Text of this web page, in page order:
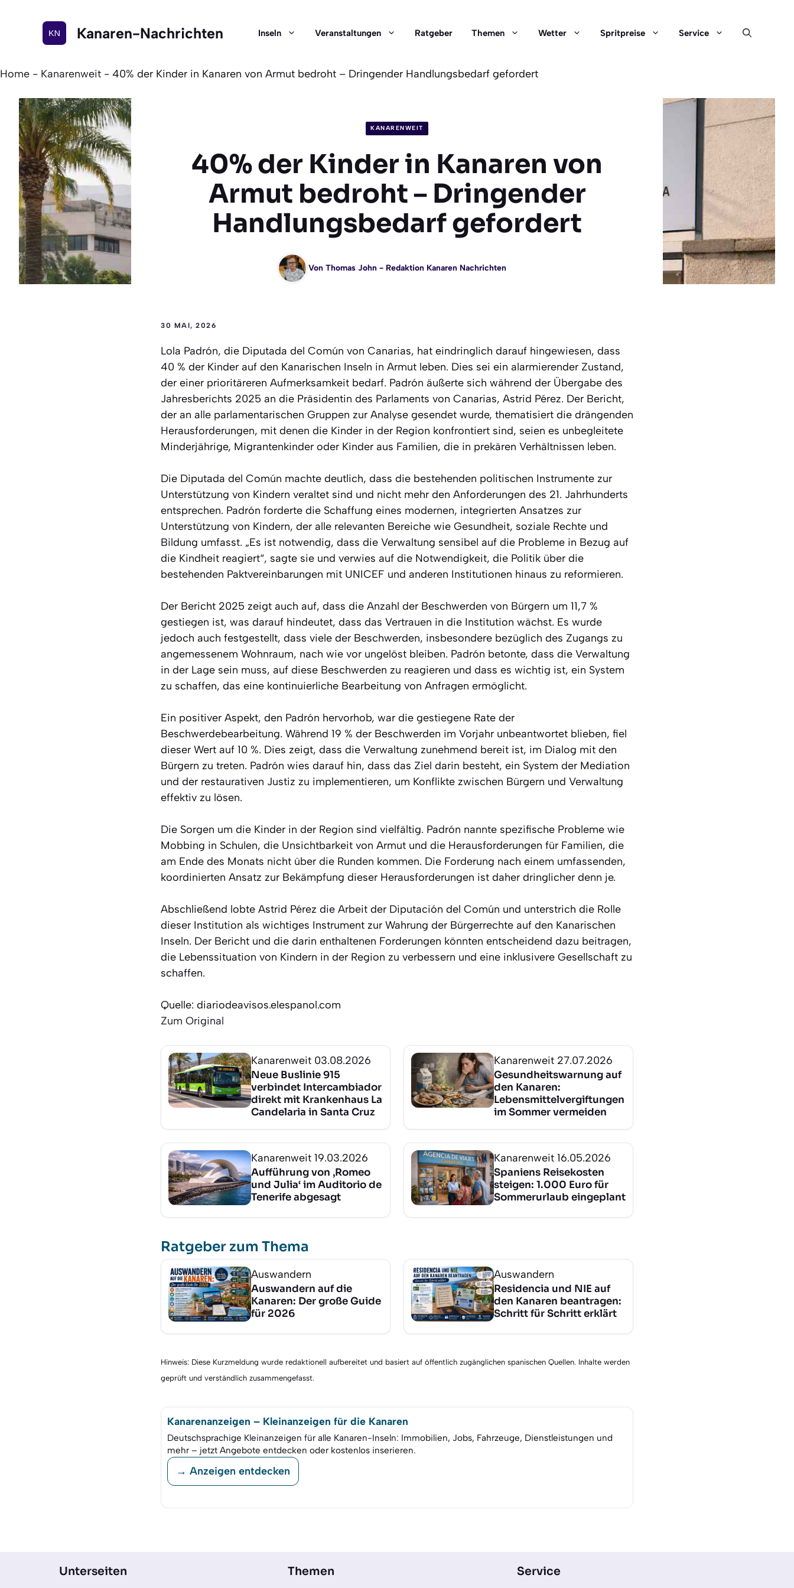
Kanaren-Nachrichten Inseln Veranstaltungen Ratgeber Themen Wetter Spritpreise Service
Home - Kanarenweit - 40% der Kinder in Kanaren von Armut bedroht – Dringender Handlungsbedarf gefordert
KANARENWEIT
40% der Kinder in Kanaren von
Armut bedroht – Dringender
Handlungsbedarf gefordert
Von Thomas John- Redaktion Kanaren Nachrichten
30 MAI, 2026
Lola Padrón, die Diputada del Común von Canarias, hat eindringlich darauf hingewiesen, dass
40 % der Kinder auf den Kanarischen Inseln in Armut leben. Dies sei ein alarmierender Zustand,
der einer prioritäreren Aufmerksamkeit bedarf. Padrón äußerte sich während der Übergabe des
Jahresberichts 2025 an die Präsidentin des Parlaments von Canarias, Astrid Pérez. Der Bericht,
der an alle parlamentarischen Gruppen zur Analyse gesendet wurde, thematisiert die drängenden
Herausforderungen, mit denen die Kinder in der Region konfrontiert sind, seien es unbegleitete
Minderjährige, Migrantenkinder oder Kinder aus Familien, die in prekären Verhältnissen leben.
Die Diputada del Común machte deutlich, dass die bestehenden politischen Instrumente zur
Unterstützung von Kindern veraltet sind und nicht mehr den Anforderungen des 21. Jahrhunderts
entsprechen. Padrón forderte die Schaffung eines modernen, integrierten Ansatzes zur
Unterstützung von Kindern, der alle relevanten Bereiche wie Gesundheit, soziale Rechte und
Bildung umfasst. „Es ist notwendig, dass die Verwaltung sensibel auf die Probleme in Bezug auf
die Kindheit reagiert“, sagte sie und verwies auf die Notwendigkeit, die Politik über die
bestehenden Paktvereinbarungen mit UNICEF und anderen Institutionen hinaus zu reformieren.
Der Bericht 2025 zeigt auch auf, dass die Anzahl der Beschwerden von Bürgern um 11,7 %
gestiegen ist, was darauf hindeutet, dass das Vertrauen in die Institution wächst. Es wurde
jedoch auch festgestellt, dass viele der Beschwerden, insbesondere bezüglich des Zugangs zu
angemessenem Wohnraum, nach wie vor ungelöst bleiben. Padrón betonte, dass die Verwaltung
in der Lage sein muss, auf diese Beschwerden zu reagieren und dass es wichtig ist, ein System
zu schaffen, das eine kontinuierliche Bearbeitung von Anfragen ermöglicht.
Ein positiver Aspekt, den Padrón hervorhob, war die gestiegene Rate der
Beschwerdebearbeitung. Während 19 % der Beschwerden im Vorjahr unbeantwortet blieben, fiel
dieser Wert auf 10 %. Dies zeigt, dass die Verwaltung zunehmend bereit ist, im Dialog mit den
Bürgern zu treten. Padrón wies darauf hin, dass das Ziel darin besteht, ein System der Mediation
und der restaurativen Justiz zu implementieren, um Konflikte zwischen Bürgern und Verwaltung
effektiv zu lösen.
Die Sorgen um die Kinder in der Region sind vielfältig. Padrón nannte spezifische Probleme wie
Mobbing in Schulen, die Unsichtbarkeit von Armut und die Herausforderungen für Familien, die
am Ende des Monats nicht über die Runden kommen. Die Forderung nach einem umfassenden,
koordinierten Ansatz zur Bekämpfung dieser Herausforderungen ist daher dringlicher denn je.
Abschließend lobte Astrid Pérez die Arbeit der Diputación del Común und unterstrich die Rolle
dieser Institution als wichtiges Instrument zur Wahrung der Bürgerrechte auf den Kanarischen
Inseln. Der Bericht und die darin enthaltenen Forderungen könnten entscheidend dazu beitragen,
die Lebenssituation von Kindern in der Region zu verbessern und eine inklusivere Gesellschaft zu
schaffen.
Quelle: diariodeavisos.elespanol.com
Zum Original
Kanarenweit 03.08.2026
Neue Buslinie 915
verbindet Intercambiador
direkt mit Krankenhaus La
Candelaria in Santa Cruz
Kanarenweit 27.07.2026
Gesundheitswarnung auf
den Kanaren:
Lebensmittelvergiftungen
im Sommer vermeiden
Kanarenweit 19.03.2026
Aufführung von ‚Romeo
und Julia‘ im Auditorio de
Tenerife abgesagt
Kanarenweit 16.05.2026
Spaniens Reisekosten
steigen: 1.000 Euro für
Sommerurlaub eingeplant
Ratgeber zum Thema
Auswandern
Auswandern auf die
Kanaren: Der große Guide
für 2026
Auswandern
Residencia und NIE auf
den Kanaren beantragen:
Schritt für Schritt erklärt
Hinweis: Diese Kurzmeldung wurde redaktionell aufbereitet und basiert auf öffentlich zugänglichen spanischen Quellen. Inhalte werden
geprüft und verständlich zusammengefasst.
Kanarenanzeigen – Kleinanzeigen für die Kanaren
Deutschsprachige Kleinanzeigen für alle Kanaren-Inseln: Immobilien, Jobs, Fahrzeuge, Dienstleistungen und
mehr – jetzt Angebote entdecken oder kostenlos inserieren.
→ Anzeigen entdecken
Unterseiten Themen Service